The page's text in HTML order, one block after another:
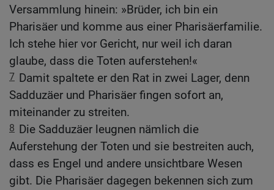
Versammlung hinein: »Brüder, ich bin ein
Pharisäer und komme aus einer Pharisäerfamilie.
Ich stehe hier vor Gericht, nur weil ich daran
glaube, dass die Toten auferstehen!«
7 Damit spaltete er den Rat in zwei Lager, denn
Sadduzäer und Pharisäer fingen sofort an,
miteinander zu streiten.
8 Die Sadduzäer leugnen nämlich die
Auferstehung der Toten und sie bestreiten auch,
dass es Engel und andere unsichtbare Wesen
gibt. Die Pharisäer dagegen bekennen sich zum